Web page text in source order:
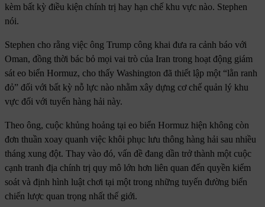
kèm bất kỳ điều kiện chính trị hay hạn chế khu vực nào. Stephen
nói.
Stephen cho rằng việc ông Trump công khai đưa ra cảnh báo với
Oman, đồng thời bác bỏ mọi vai trò của Iran trong hoạt động giám
sát eo biển Hormuz, cho thấy Washington đã thiết lập một “lằn ranh
đỏ” đối với bất kỳ nỗ lực nào nhằm xây dựng cơ chế quản lý khu
vực đối với tuyến hàng hải này.
Theo ông, cuộc khủng hoảng tại eo biển Hormuz hiện không còn
đơn thuần xoay quanh việc khôi phục lưu thông hàng hải sau nhiều
tháng xung đột. Thay vào đó, vấn đề đang dần trở thành một cuộc
cạnh tranh địa chính trị quy mô lớn hơn liên quan đến quyền kiểm
soát và định hình luật chơi tại một trong những tuyến đường biển
chiến lược quan trọng nhất thế giới.